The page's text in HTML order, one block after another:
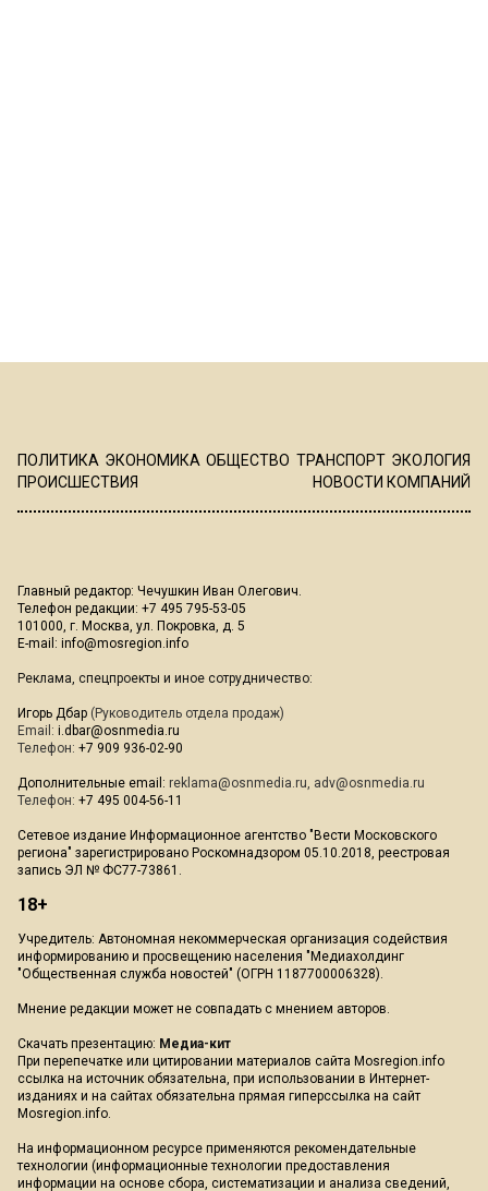
ПОЛИТИКА ЭКОНОМИКА ОБЩЕСТВО ТРАНСПОРТ ЭКОЛОГИЯ
ПРОИСШЕСТВИЯ
НОВОСТИ КОМПАНИЙ
Главный редактор: Чечушкин Иван Олегович.
Телефон редакции: +7 495 795-53-05
101000, г. Москва, ул. Покровка, д. 5
E-mail: info@mosregion.info
Реклама, спецпроекты и иное сотрудничество:
Игорь Дбар (Руководитель отдела продаж)
Email: i.dbar@osnmedia.ru
Телефон: +7 909 936-02-90
Дополнительные email: reklama@osnmedia.ru, adv@osnmedia.ru
Телефон: +7 495 004-56-11
Сетевое издание Информационное агентство "Вести Московского
региона" зарегистрировано Роскомнадзором 05.10.2018, реестровая
запись ЭЛ № ФС77-73861.
18+
Учредитель: Автономная некоммерческая организация содействия
информированию и просвещению населения "Медиахолдинг
"Общественная служба новостей" (ОГРН 1187700006328).
Мнение редакции может не совпадать с мнением авторов.
Скачать презентацию: Медиа-кит
При перепечатке или цитировании материалов сайта Mosregion.info
ссылка на источник обязательна, при использовании в Интернет-
изданиях и на сайтах обязательна прямая гиперссылка на сайт
Mosregion.info.
На информационном ресурсе применяются рекомендательные
технологии (информационные технологии предоставления
информации на основе сбора, систематизации и анализа сведений,